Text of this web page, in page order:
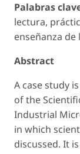
Palabras
lectura,
enseñanza de
Abstract
A case study
of the
Industrial
in which
discussed. It